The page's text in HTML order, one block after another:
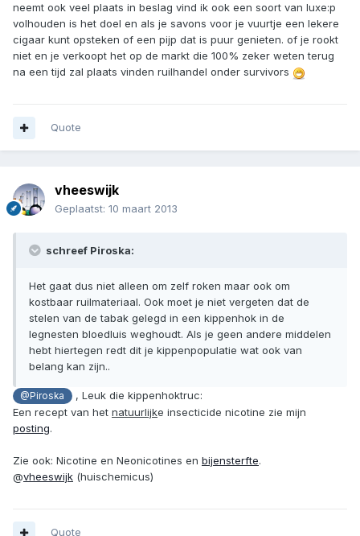
neemt ook veel plaats in beslag vind ik ook een soort van luxe:p
volhouden is het doel en als je savons voor je vuurtje een lekere
cigaar kunt opsteken of een pijp dat is puur genieten. of je rookt
niet en je verkoopt het op de markt die 100% zeker weten terug
na een tijd zal plaats vinden ruilhandel onder survivors
Quote
vheeswijk
Geplaatst: 10 maart 2013
schreef Piroska:
Het gaat dus niet alleen om zelf roken maar ook om
kostbaar ruilmateriaal. Ook moet je niet vergeten dat de
stelen van de tabak gelegd in een kippenhok in de
legnesten bloedluis weghoudt. Als je geen andere middelen
hebt hiertegen redt dit je kippenpopulatie wat ook van
belang kan zijn..
@Piroska
, Leuk die kippenhoktruc:
Een recept van het natuurlijke insecticide nicotine zie mijn
posting.
Zie ook: Nicotine en Neonicotines en bijensterfte.
@vheeswijk (huischemicus)
Quote